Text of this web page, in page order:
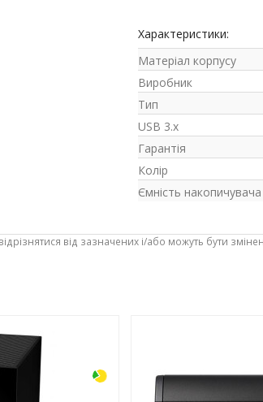
Характеристики:
Матеріал корпусу
Виробник
Тип
USB 3.x
Гарантія
Колір
Ємність накопичувача
від зазначених і/або можуть бути